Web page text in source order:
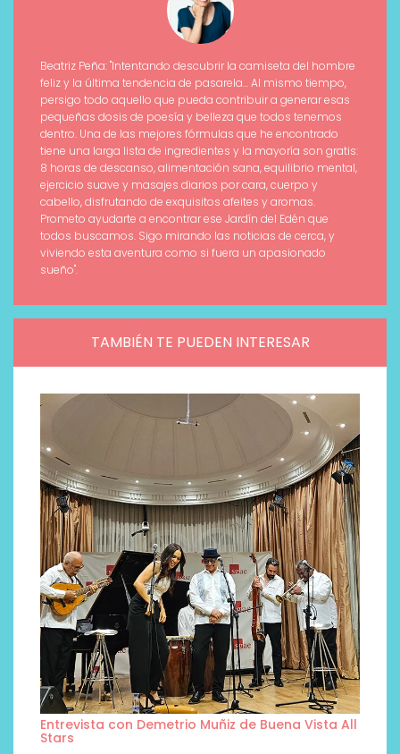
Beatriz Peña: "Intentando descubrir la camiseta del hombre
feliz y la última tendencia de pasarela... Al mismo tiempo,
persigo todo aquello que pueda contribuir a generar esas
pequeñas dosis de poesía y belleza que todos tenemos
dentro. Una de las mejores fórmulas que he encontrado
tiene una larga lista de ingredientes y la mayoría son gratis:
8 horas de descanso, alimentación sana, equilibrio mental,
ejercicio suave y masajes diarios por cara, cuerpo y
cabello, disfrutando de exquisitos afeites y aromas.
Prometo ayudarte a encontrar ese Jardín del Edén que
todos buscamos. Sigo mirando las noticias de cerca, y
viviendo esta aventura como si fuera un apasionado
sueño".
TAMBIÉN TE PUEDEN INTERESAR
Entrevista con Demetrio Muñiz de Buena Vista All
Stars